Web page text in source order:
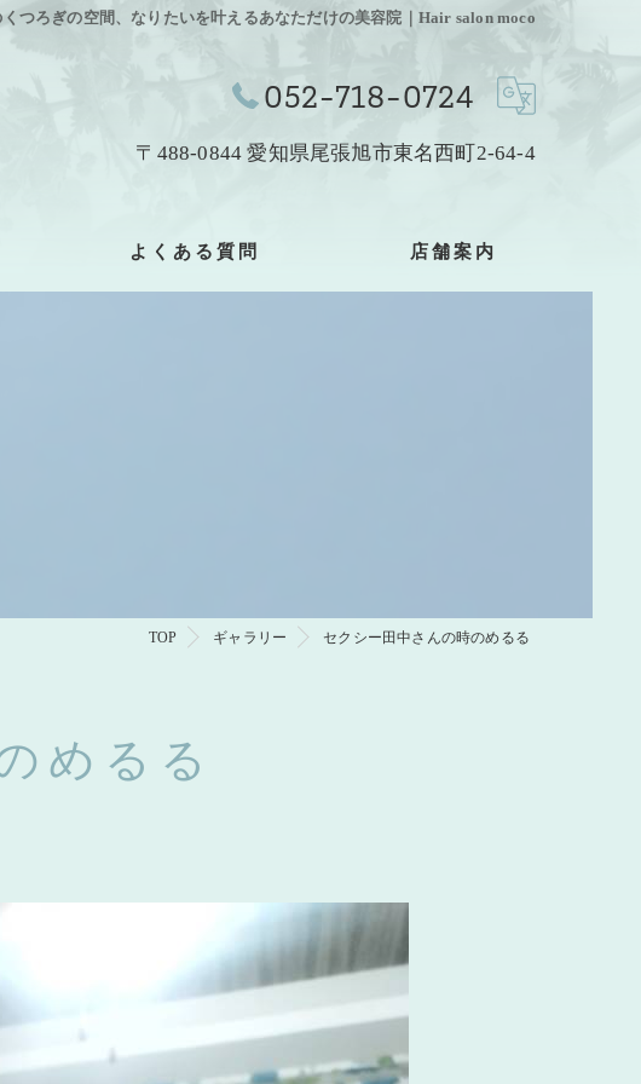
つろぎの空間、なりたいを叶えるあなただけの美容院｜Hair salon moco
052-718-0724
〒488-0844 愛知県尾張旭市東名西町2-64-4
よくある質問 店舗案内
TOP ギャラリー セクシー田中さんの時のめるる
めるる